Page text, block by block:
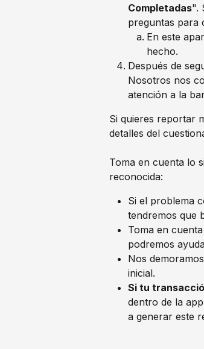
Completadas".
preguntas para
En este
hecho.
Después de
Nosotros nos
atención a la
Si quieres reportar
detalles del
Toma en cuenta lo
reconocida:
Si el problema
tendremos que
Toma en
podremos
Nos
inicial.
Si tu
dentro de la
a generar este